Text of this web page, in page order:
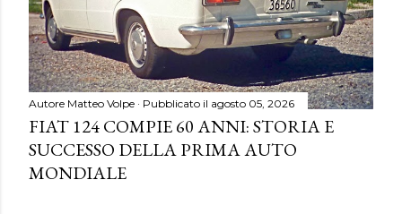
Autore Matteo Volpe Pubblicato il agosto 05, 2026
FIAT 124 COMPIE 60 ANNI: STORIA E
SUCCESSO DELLA PRIMA AUTO
MONDIALE